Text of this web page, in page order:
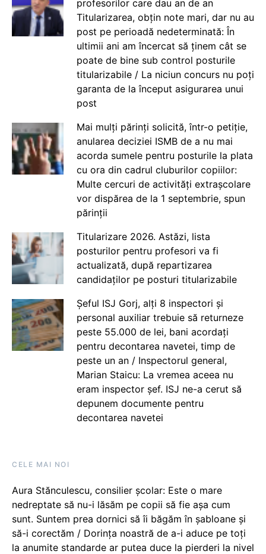
profesorilor care dau an de an
Titularizarea, obțin note mari, dar nu au
post pe perioadă nedeterminată: În
ultimii ani am încercat să ținem cât se
poate de bine sub control posturile
titularizabile / La niciun concurs nu poți
garanta de la început asigurarea unui
post
Mai mulți părinți solicită, într-o petiție,
anularea deciziei ISMB de a nu mai
acorda sumele pentru posturile la plata
cu ora din cadrul cluburilor copiilor:
Multe cercuri de activități extrașcolare
vor dispărea de la 1 septembrie, spun
părinții
Titularizare 2026. Astăzi, lista
posturilor pentru profesori va fi
actualizată, după repartizarea
candidaților pe posturi titularizabile
Șeful ISJ Gorj, alți 8 inspectori și
personal auxiliar trebuie să returneze
peste 55.000 de lei, bani acordați
pentru decontarea navetei, timp de
peste un an / Inspectorul general,
Marian Staicu: La vremea aceea nu
eram inspector șef. ISJ ne-a cerut să
depunem documente pentru
decontarea navetei
CELE MAI NOI
Aura Stănculescu, consilier școlar: Este o mare
nedreptate să nu-i lăsăm pe copii să fie așa cum
sunt. Suntem prea dornici să îi băgăm în șabloane și
să-i corectăm / Dorința noastră de a-i aduce pe toți
la anumite standarde ar putea duce la pierderi la nivel